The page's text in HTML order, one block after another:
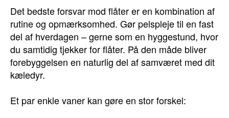
Det bedste forsvar mod flåter er en kombination af
rutine og opmærksomhed. Gør pelspleje til en fast
del af hverdagen – gerne som en hyggestund, hvor
du samtidig tjekker for flåter. På den måde bliver
forebyggelsen en naturlig del af samværet med dit
kæledyr.
Et par enkle vaner kan gøre en stor forskel: